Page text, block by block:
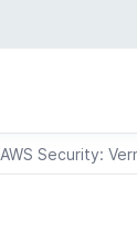
AWS Security: